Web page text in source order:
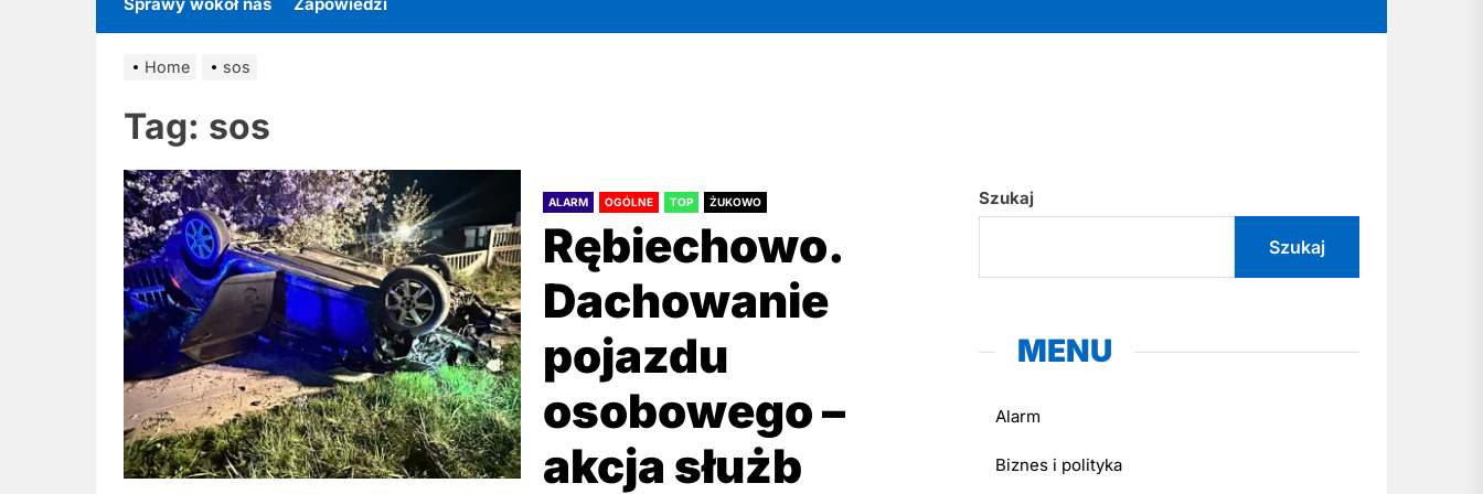
Home sos
Tag: sos
ALARM OGÓLNE TOP ŻUKOWO
Rębiechowo.
Dachowanie
pojazdu
osobowego –
akcja służb
Szukaj
Szukaj
MENU
Alarm
Biznes i polityka